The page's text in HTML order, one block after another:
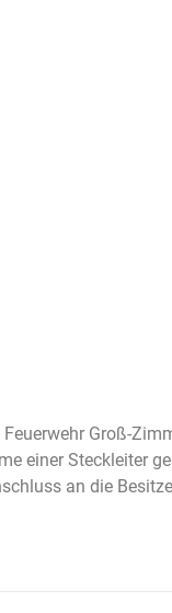
Groß-
einer Steckleiter
an die